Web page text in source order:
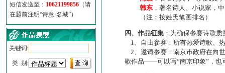
短信发送至： 10621199856 （请
在题前注明“诗意·名城”）
关键词:
类 别:
韩东 ，著名诗人、小说家，
（注：按姓氏笔画排名）
四、作品征集 ：为确保参赛诗歌
1、自由参赛：所有热爱诗歌、
2、邀请参赛：南京市政府在向
歌作品——可以写“南京印象”，也